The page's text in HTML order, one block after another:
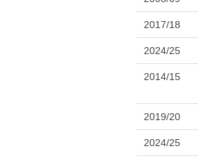
2017/18
2024/25
2014/15
2019/20
2024/25